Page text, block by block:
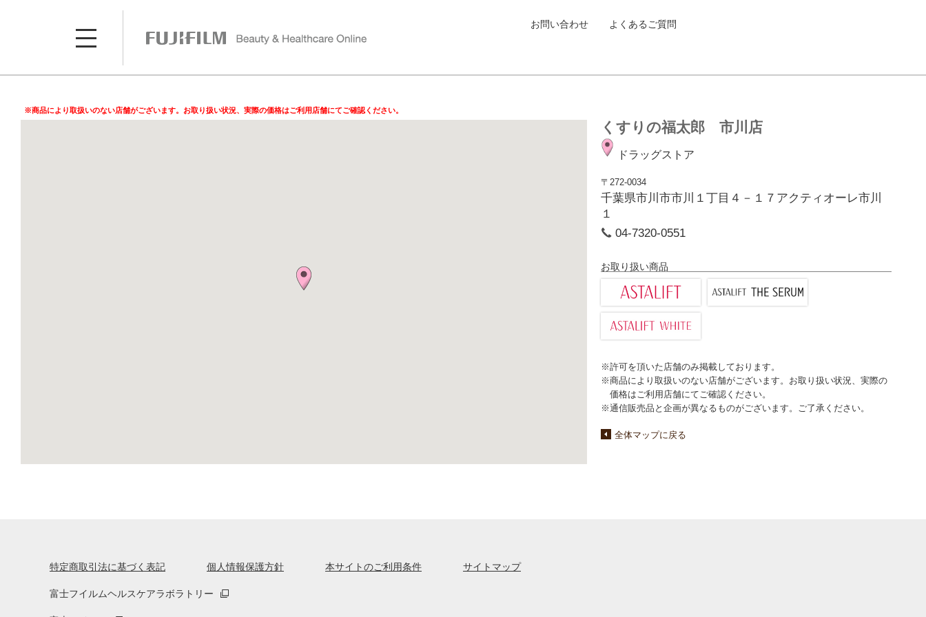
お問い合わせ よくあるご質問
※商品により取扱いのない店舗がございます。お取り扱い状況、実際の価格はご利用店舗にてご確認ください。
くすりの福太郎 市川店
ドラッグストア
〒272-0034
千葉県市川市市川１丁目４－１７アクティオーレ市川
１
04-7320-0551
お取り扱い商品
※許可を頂いた店舗のみ掲載しております。
※商品により取扱いのない店舗がございます。お取り扱い状況、実際の
価格はご利用店舗にてご確認ください。
※通信販売品と企画が異なるものがございます。ご了承ください。
全体マップに戻る
特定商取引法に基づく表記 個人情報保護方針 本サイトのご利用条件 サイトマップ
富士フイルムヘルスケアラボラトリー